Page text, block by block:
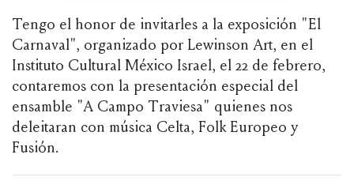
Tengo el honor de invitarles a la exposición "El
Carnaval", organizado por Lewinson Art, en el
Instituto Cultural México Israel, el 22 de febrero,
contaremos con la presentación especial del
ensamble "A Campo Traviesa" quienes nos
deleitaran con música Celta, Folk Europeo y
Fusión.